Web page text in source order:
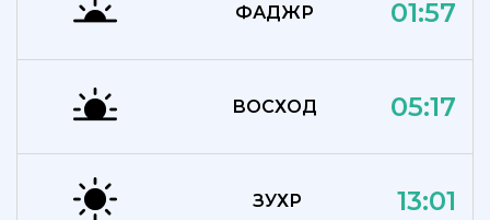
ФАДЖР 01:57
ВОСХОД 05:17
ЗУХР 13:01